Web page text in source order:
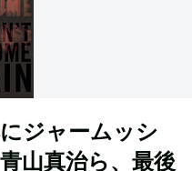
ジャームッシ
山真治ら、最後